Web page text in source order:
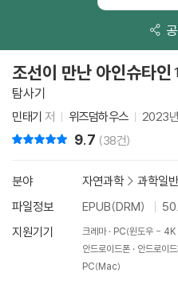
조선이 만난 아인슈타인
탐사기
민태기 저 위즈덤하우스 2023
9.7 (38건)
분야 자연과학 > 과학일반
파일정보
EPUB(DRM)
지원기기
크레마 PC(윈도우 - 4K
안드로이드폰
안드로이
PC(Mac)